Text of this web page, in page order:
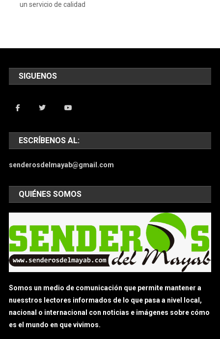
un servicio de calidad
SIGUENOS
ESCRÍBENOS AL:
senderosdelmayab@gmail.com
QUIÉNES SOMOS
Somos un medio de comunicación que permite mantener a
nuesstros lectores informados de lo que pasa a nivel local,
nacional o internacional con noticias e imágenes sobre cómo
es el mundo en que vivimos.